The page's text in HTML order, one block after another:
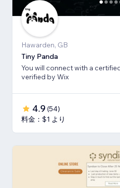
Hawarden, GB
Tiny Panda
You will connect with a
verified by Wix
4.9 (54)
料金：$1 より